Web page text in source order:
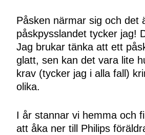
of
50
secondsVolume
0%
Påsken närmar sig och det
påskpysslandet tycker jag!
Jag brukar tänka att ett
glatt, sen kan det vara lite
krav (tycker jag i alla fall)
olika.
I år stannar vi hemma och
att åka ner till Philips